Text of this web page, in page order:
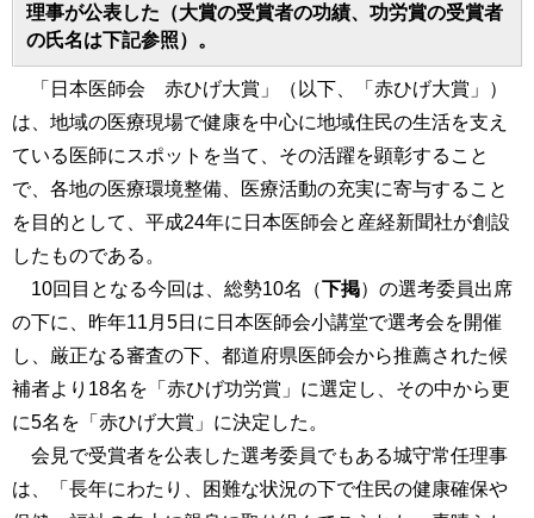
理事が公表した（大賞の受賞者の功績、功労賞の受賞者
の氏名は下記参照）。
「日本医師会 赤ひげ大賞」（以下、「赤ひげ大賞」）
は、地域の医療現場で健康を中心に地域住民の生活を支え
ている医師にスポットを当て、その活躍を顕彰すること
で、各地の医療環境整備、医療活動の充実に寄与すること
を目的として、平成24年に日本医師会と産経新聞社が創設
したものである。
10回目となる今回は、総勢10名（下掲）の選考委員出席
の下に、昨年11月5日に日本医師会小講堂で選考会を開催
し、厳正なる審査の下、都道府県医師会から推薦された候
補者より18名を「赤ひげ功労賞」に選定し、その中から更
に5名を「赤ひげ大賞」に決定した。
会見で受賞者を公表した選考委員でもある城守常任理事
は、「長年にわたり、困難な状況の下で住民の健康確保や